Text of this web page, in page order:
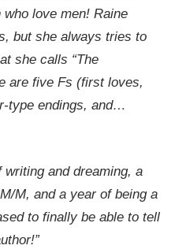
love men! Raine
but she always tries to
she calls “The
are five Fs (first loves,
type endings, and…
and dreaming, a
M, and a year of being a
to finally be able to tell